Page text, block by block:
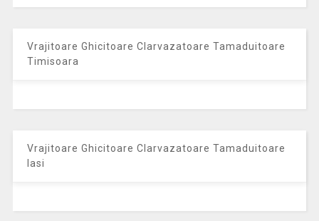
Vrajitoare Ghicitoare Clarvazatoare Tamaduitoare
Timisoara
Vrajitoare Ghicitoare Clarvazatoare Tamaduitoare
Iasi